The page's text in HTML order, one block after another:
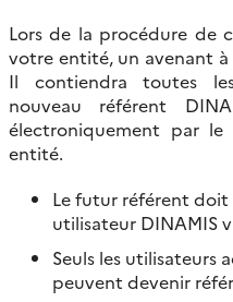
Lors de la procédure de
votre entité, un avenant à
Il contiendra toutes
nouveau référent
électroniquement par
entité.
Le futur référent
utilisateur DINAMIS
Seuls les utilisateurs
peuvent devenir